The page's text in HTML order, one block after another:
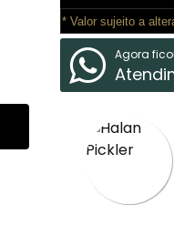
* Valor sujeito a
Agora